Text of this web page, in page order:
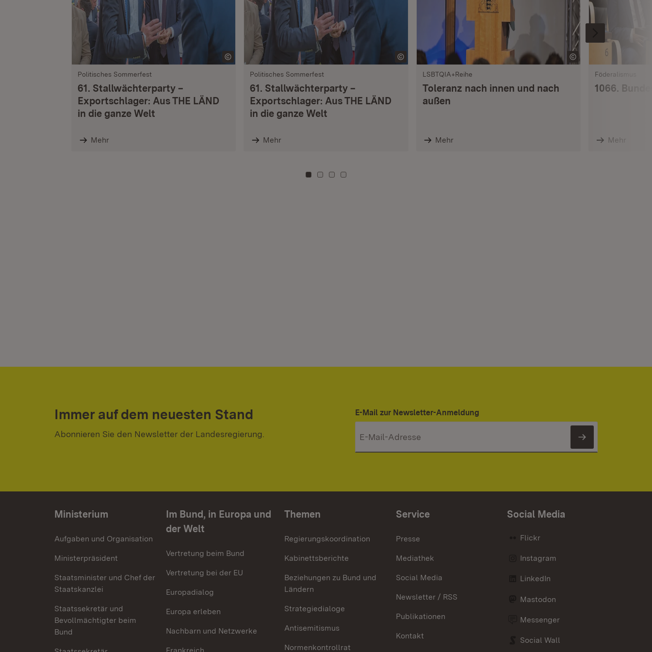
Politisches Sommerfest
61. Stallwächterparty –
Exportschlager: Aus THE LÄND
in die ganze Welt
Mehr
Politisches Sommerfest
61. Stallwächterparty –
Exportschlager: Aus THE LÄND
in die ganze Welt
Mehr
LSBTQIA+Reihe
Toleranz nach innen und nach
außen
Mehr
Föderalismus
1066.
Mehr
Zu Kachel: 0
Zu Kachel: 3
Zu Kachel: 6
Zu Kachel: 9
Immer auf dem neuesten Stand
Abonnieren Sie den Newsletter der Landesregierung.
E-Mail zur Newsletter-Anmeldung
Newsletter
Ministerium
Aufgaben und Organisation
Ministerpräsident
Staatsminister und Chef der
Staatskanzlei
Staatssekretär und
Bevollmächtigter beim
Bund
Im Bund, in Europa und
der Welt
Vertretung beim Bund
Vertretung bei der EU
Europadialog
Europa erleben
Nachbarn und Netzwerke
Themen
Regierungskoordination
Kabinettsberichte
Beziehungen zu Bund und
Ländern
Strategiedialoge
Antisemitismus
Normenkontrollrat
Service
Presse
Mediathek
Social Media
Newsletter / RSS
Publikationen
Kontakt
Social Media
Flickr
Instagram
LinkedIn
Mastodon
Messenger
Social Wall